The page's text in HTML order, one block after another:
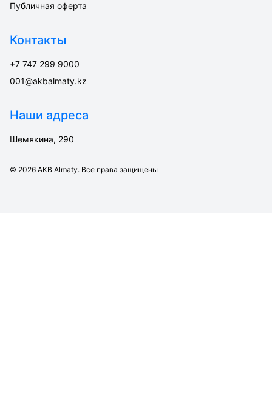
Публичная оферта
Контакты
+7 747 299 9000
001@akbalmaty.kz
Наши адреса
Шемякина, 290
© 2026 AKB Almaty. Все права защищены